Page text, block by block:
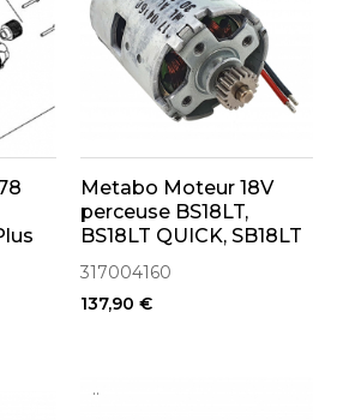
Metabo Moteur 18V
perceuse BS18LT,
BS18LT QUICK, SB18LT
(317004160)
317004160
137,90 €
..